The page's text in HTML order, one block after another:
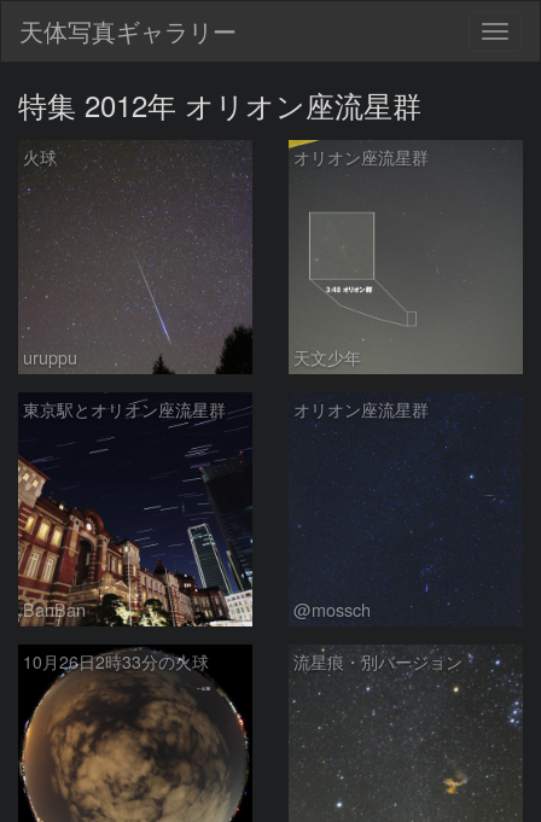
天体写真ギャラリー
特集 2012年 オリオン座流星群
火球
uruppu
オリオン座流星群
天文少年
東京駅とオリオン座流星群
BanBan
オリオン座流星群
@mossch
10月26日2時33分の火球 流星痕・別バージョン